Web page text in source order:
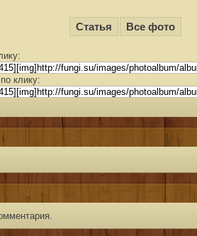
Статья Все фото
клику: